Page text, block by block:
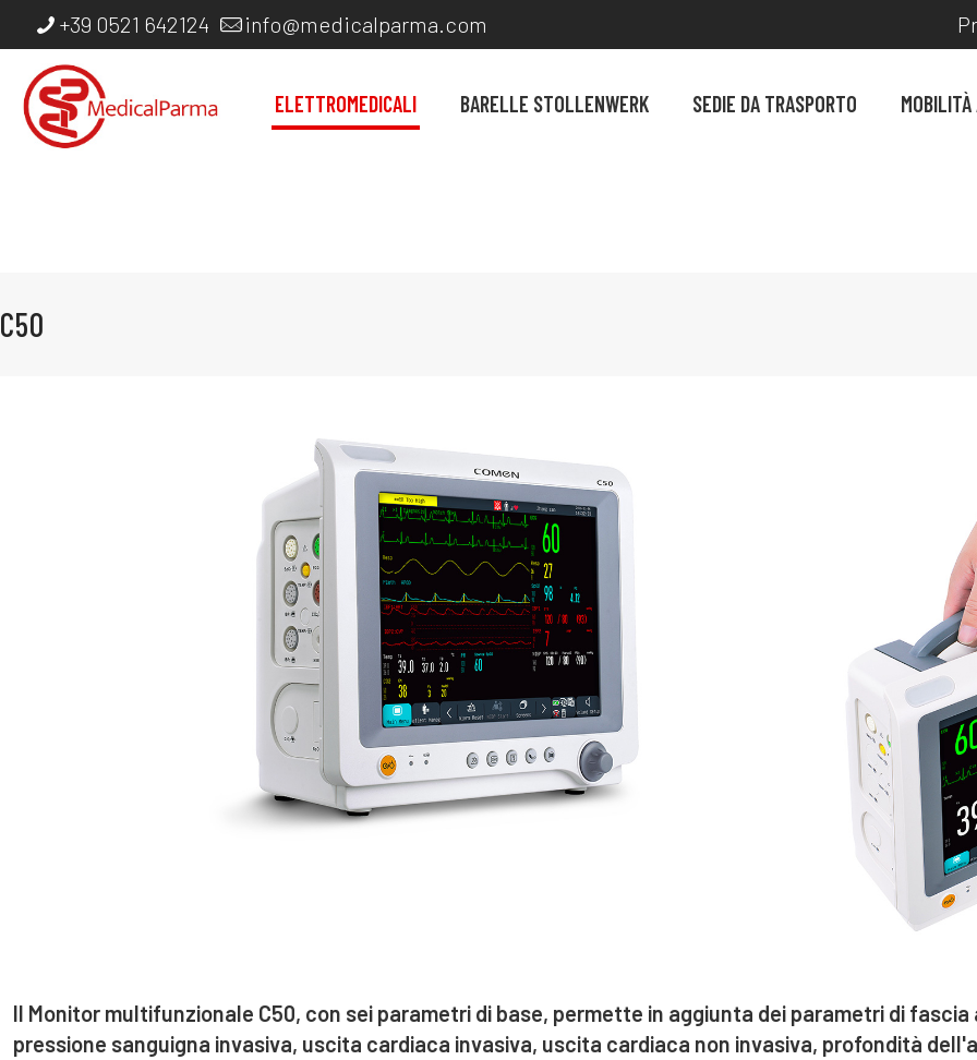
+39 0521 642124 info@medicalparma.com
ELETTROMEDICALI BARELLE STOLLENWERK SEDIE DA TRASPORTO
C50
Il Monitor multifunzionale C50, con sei parametri di base, permette in aggiunta dei parametri di
pressione sanguigna invasiva, uscita cardiaca invasiva, uscita cardiaca non invasiva, profondità